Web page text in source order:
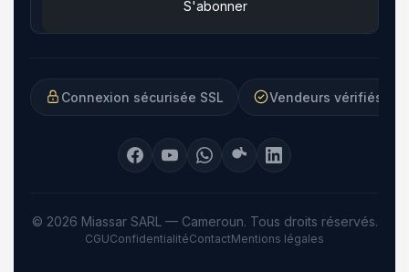
S'abonner
Connexion sécurisée SSL Vendeurs vérifiés
© 2026 Miassar SARL — Cameroun. Tous droits réservés.
CGUConfidentialitéContactMentions légales